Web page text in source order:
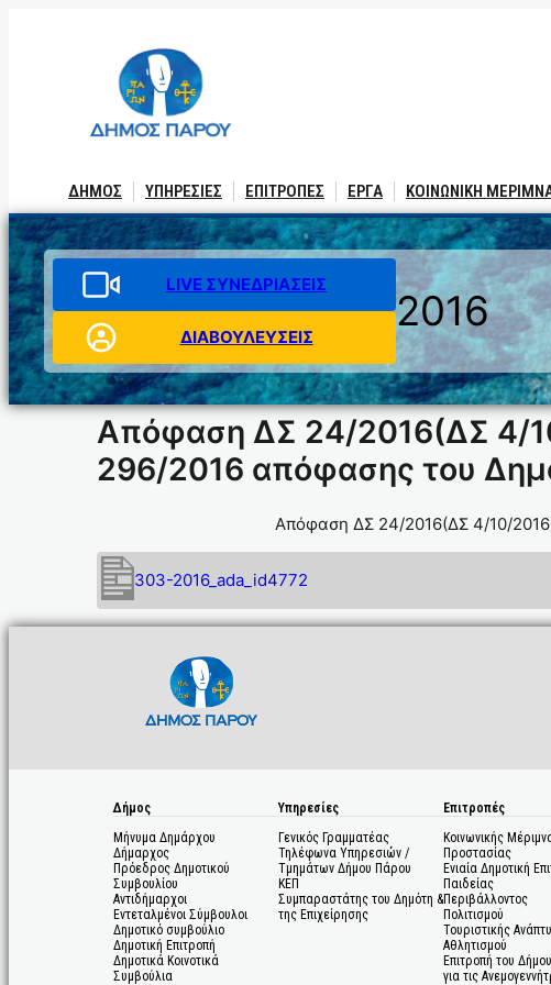
ΔΗΜΟΣ ΥΠΗΡΕΣΙΕΣ ΕΠΙΤΡΟΠΕΣ ΕΡΓΑ ΚΟΙΝΩΝΙΚΗ
LIVE ΣΥΝΕΔΡΙΑΣΕΙΣ
ΔΙΑΒΟΥΛΕΥΣΕΙΣ
2016
Απόφαση ΔΣ 24/2016(ΔΣ 4/
296/2016 απόφασης του
Απόφαση ΔΣ 24/2016(ΔΣ 4/10/
303-2016_ada_id4772
Δήμος
Μήνυμα Δημάρχου
Δήμαρχος
Πρόεδρος Δημοτικού
Συμβουλίου
Αντιδήμαρχοι
Εντεταλμένοι Σύμβουλοι
Δημοτικό συμβούλιο
Δημοτική Επιτροπή
Δημοτικά Κοινοτικά
Συμβούλια
Υπηρεσίες
Γενικός Γραμματέας
Τηλέφωνα Υπηρεσιών /
Τμημάτων Δήμου Πάρου
ΚΕΠ
Συμπαραστάτης του Δημότη &
της Επιχείρησης
Επιτροπές
Κοινωνικής
Προστασίας
Ενιαία Δημοτική
Παιδείας
Περιβάλλοντος
Πολιτισμού
Τουριστικής
Αθλητισμού
Επιτροπή του
για τις